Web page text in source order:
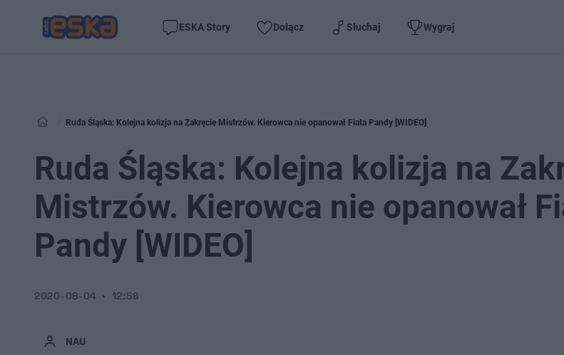
ESKA Story Dołącz Słuchaj Wygraj
Ruda Śląska: Kolejna kolizja na Zakręcie Mistrzów. Kierowca nie opanował Fiata Pandy [WIDEO]
Ruda Śląska: Kolejna kolizja na
Mistrzów. Kierowca nie opanował
Pandy [WIDEO]
NAU
2020-08-04 12:58